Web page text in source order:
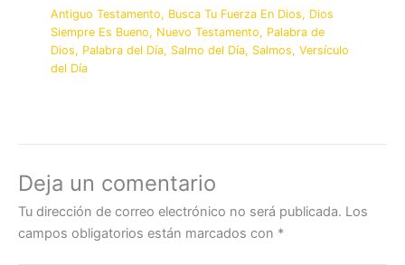
Antiguo Testamento, Busca Tu Fuerza En Dios, Dios
Siempre Es Bueno, Nuevo Testamento, Palabra de
Dios, Palabra del Día, Salmo del Día, Salmos,Versículo
del Día
Deja un comentario
Tu dirección de correo electrónico no será publicada. Los
campos obligatorios están marcados con *